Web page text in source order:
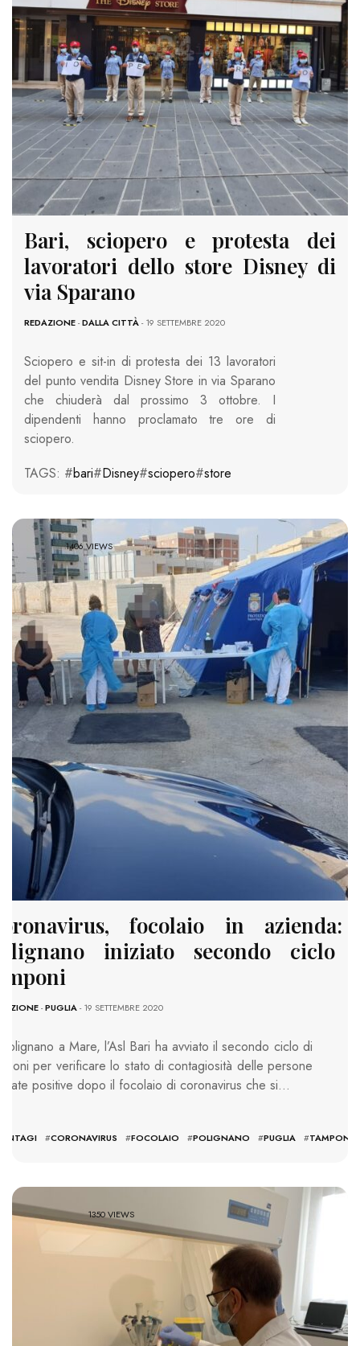
Bari, sciopero e protesta dei
lavoratori dello store Disney di
via Sparano
REDAZIONE-DALLA CITTÀ- 19 SETTEMBRE 2020
Sciopero e sit-in di protesta dei 13 lavoratori
del punto vendita Disney Store in via Sparano
che chiuderà dal prossimo 3 ottobre. I
dipendenti hanno proclamato tre ore di
sciopero.
TAGS: #bari#Disney#sciopero#store
1406 VIEWS
focolaio in azienda:
iniziato secondo ciclo
-PUGLIA- 19 SETTEMBRE 2020
a Mare, l’Asl Bari ha avviato il secondo ciclo di
per verificare lo stato di contagiosità delle persone
positive dopo il focolaio di coronavirus che si…
#CORONAVIRUS #FOCOLAIO #POLIGNANO #PUGLIA #TAMPONI
1350 VIEWS